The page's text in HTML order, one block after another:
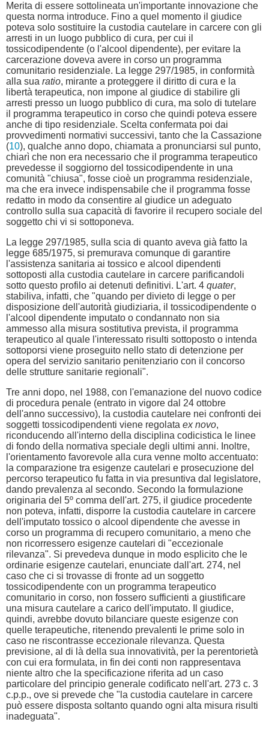
Merita di essere sottolineata un'importante innovazione che
questa norma introduce. Fino a quel momento il giudice
poteva solo sostituire la custodia cautelare in carcere con gli
arresti in un luogo pubblico di cura, per cui il
tossicodipendente (o l'alcool dipendente), per evitare la
carcerazione doveva avere in corso un programma
comunitario residenziale. La legge 297/1985, in conformità
alla sua ratio, mirante a proteggere il diritto di cura e la
libertà terapeutica, non impone al giudice di stabilire gli
arresti presso un luogo pubblico di cura, ma solo di tutelare
il programma terapeutico in corso che quindi poteva essere
anche di tipo residenziale. Scelta confermata poi dai
provvedimenti normativi successivi, tanto che la Cassazione
(10), qualche anno dopo, chiamata a pronunciarsi sul punto,
chiarì che non era necessario che il programma terapeutico
prevedesse il soggiorno del tossicodipendente in una
comunità "chiusa", fosse cioè un programma residenziale,
ma che era invece indispensabile che il programma fosse
redatto in modo da consentire al giudice un adeguato
controllo sulla sua capacità di favorire il recupero sociale del
soggetto chi vi si sottoponeva.
La legge 297/1985, sulla scia di quanto aveva già fatto la
legge 685/1975, si premurava comunque di garantire
l'assistenza sanitaria ai tossico e alcool dipendenti
sottoposti alla custodia cautelare in carcere parificandoli
sotto questo profilo ai detenuti definitivi. L'art. 4 quater,
stabiliva, infatti, che "quando per divieto di legge o per
disposizione dell'autorità giudiziaria, il tossicodipendente o
l'alcool dipendente imputato o condannato non sia
ammesso alla misura sostitutiva prevista, il programma
terapeutico al quale l'interessato risulti sottoposto o intenda
sottoporsi viene proseguito nello stato di detenzione per
opera del servizio sanitario penitenziario con il concorso
delle strutture sanitarie regionali".
Tre anni dopo, nel 1988, con l'emanazione del nuovo codice
di procedura penale (entrato in vigore dal 24 ottobre
dell'anno successivo), la custodia cautelare nei confronti dei
soggetti tossicodipendenti viene regolata ex novo,
riconducendo all'interno della disciplina codicistica le linee
di fondo della normativa speciale degli ultimi anni. Inoltre,
l'orientamento favorevole alla cura venne molto accentuato:
la comparazione tra esigenze cautelari e prosecuzione del
percorso terapeutico fu fatta in via presuntiva dal legislatore,
dando prevalenza al secondo. Secondo la formulazione
originaria del 5º comma dell'art. 275, il giudice procedente
non poteva, infatti, disporre la custodia cautelare in carcere
dell'imputato tossico o alcool dipendente che avesse in
corso un programma di recupero comunitario, a meno che
non ricorressero esigenze cautelari di "eccezionale
rilevanza". Si prevedeva dunque in modo esplicito che le
ordinarie esigenze cautelari, enunciate dall'art. 274, nel
caso che ci si trovasse di fronte ad un soggetto
tossicodipendente con un programma terapeutico
comunitario in corso, non fossero sufficienti a giustificare
una misura cautelare a carico dell'imputato. Il giudice,
quindi, avrebbe dovuto bilanciare queste esigenze con
quelle terapeutiche, ritenendo prevalenti le prime solo in
caso ne riscontrasse eccezionale rilevanza. Questa
previsione, al di là della sua innovatività, per la perentorietà
con cui era formulata, in fin dei conti non rappresentava
niente altro che la specificazione riferita ad un caso
particolare del principio generale codificato nell'art. 273 c. 3
c.p.p., ove si prevede che "la custodia cautelare in carcere
può essere disposta soltanto quando ogni alta misura risulti
inadeguata".